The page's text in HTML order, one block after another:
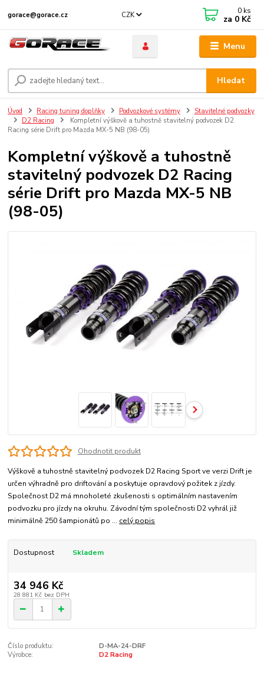
Menu
CZK
Hledat
gorace@gorace.cz 0 ks
za 0 Kč
Úvod Racing tuning doplňky Podvozkové systémy
Stavitelné podvozky
D2 Racing
Kompletní výškově a tuhostně stavitelný podvozek D2
Racing série Drift pro Mazda MX-5 NB (98-05)
Kompletní výškově a tuhostně
stavitelný podvozek D2 Racing
série Drift pro Mazda MX-5 NB
(98-05)
Ohodnotit produkt
Výškově a tuhostně stavitelný podvozek D2 Racing Sport ve verzi Drift je
určen výhradně pro driftování a poskytuje opravdový požitek z jízdy.
Společnost D2 má mnoholeté zkušenosti s optimálním nastavením
podvozku pro jízdy na okruhu. Závodní tým společnosti D2 vyhrál již
minimálně 250 šampionátů po ... celý popis
Dostupnost Skladem
34 946 Kč
28 881 Kč bez DPH
Číslo produktu:
D-MA-24-DRF
Výrobce:
D2 Racing